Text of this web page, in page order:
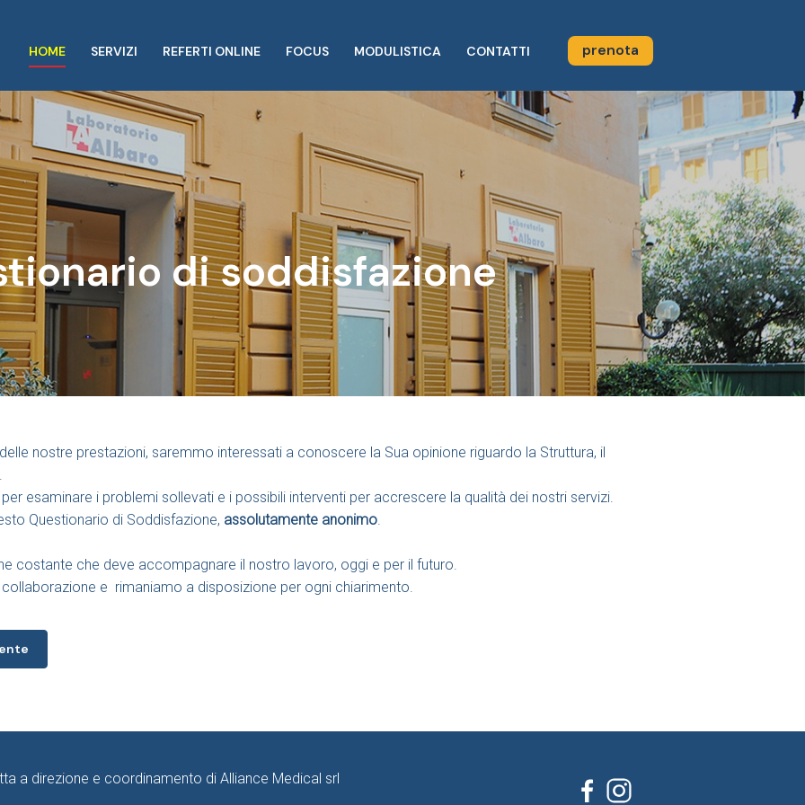
HOME SERVIZI REFERTI ONLINE FOCUS MODULISTICA CONTATTI prenota
di soddisfazione
nostre prestazioni, saremmo interessati a conoscere la Sua opinione riguardo la Struttura, il
esaminare i problemi sollevati e i possibili interventi per accrescere la qualità dei nostri servizi.
Questionario di Soddisfazione, assolutamente anonimo
costante che deve accompagnare il nostro lavoro, oggi e per il futuro.
e rimaniamo a disposizione per ogni chiarimento.
a direzione e coordinamento di Alliance Medical srl